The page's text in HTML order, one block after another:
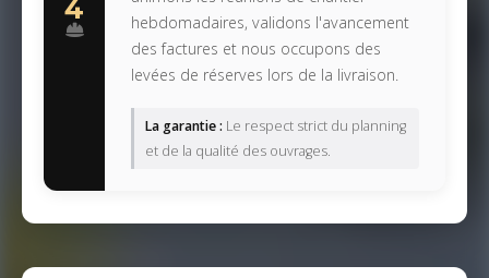
4
hebdomadaires, validons l'avancement
des factures et nous occupons des
levées de réserves lors de la livraison.
La garantie : Le respect strict du planning
et de la qualité des ouvrages.